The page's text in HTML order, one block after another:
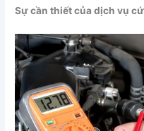
Sự cần thiết của dịch vụ